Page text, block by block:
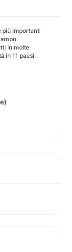
più importanti
in molte
in 11 paesi.